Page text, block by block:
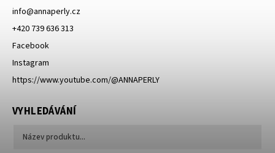
info@annaperly.cz
+420 739 636 313
Facebook
Instagram
https://www.youtube.com/@ANNAPERLY
VYHLEDÁVÁNÍ